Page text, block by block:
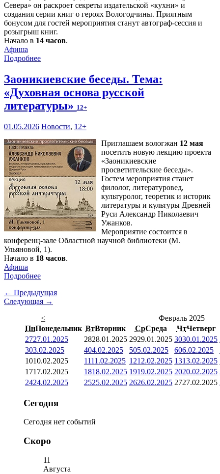
Севера» он раскроет секреты издательской «кухни» и
создания серии книг о героях Вологодчины. Приятным
бонусом для гостей мероприятия станут автограф-сессия и
розыгрыш книг.
Начало в 14 часов.
Афиша
Подробнее
Заоникиевские беседы. Тема:
«Духовная основа русской
литературы» 12+
01.05.2026 Новости, 12+
Приглашаем вологжан 12 мая
посетить новую лекцию проекта
«Заоникиевские
просветительские беседы».
Гостем мероприятия станет
филолог, литературовед,
культуролог, теоретик и историк
литературы и культуры Древней
Руси Александр Николаевич
Ужанков.
Мероприятие состоится в
конференц-зале Областной научной библиотеки (М.
Ульяновой, 1).
Начало в 18 часов.
Афиша
Подробнее
← Предыдущая
Следующая →
<
Февраль 2025
ПнПонедельник ВтВторник СрСреда ЧтЧетверг
2727.01.2025 2828.01.2025 2929.01.2025 3030.01.2025
303.02.2025 404.02.2025 505.02.2025 606.02.2025
1010.02.2025 1111.02.2025 1212.02.2025 1313.02.2025
1717.02.2025 1818.02.2025 1919.02.2025 2020.02.2025
2424.02.2025 2525.02.2025 2626.02.2025 2727.02.2025
Сегодня
Сегодня нет событий
Скоро
11
Августа